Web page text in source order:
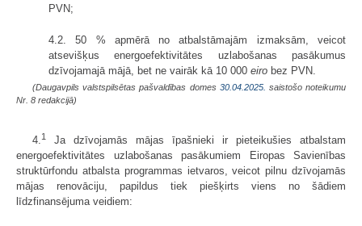
PVN;
4.2. 50 % apmērā no atbalstāmajām izmaksām, veicot
atsevišķus energoefektivitātes uzlabošanas pasākumus
dzīvojamajā mājā, bet ne vairāk kā 10 000 eiro bez PVN.
(Daugavpils valstspilsētas pašvaldības domes 30.04.2025. saistošo noteikumu
Nr. 8 redakcijā)
4. 1
Ja dzīvojamās mājas īpašnieki ir pieteikušies atbalstam
energoefektivitātes uzlabošanas pasākumiem Eiropas Savienības
struktūrfondu atbalsta programmas ietvaros, veicot pilnu dzīvojamās
mājas renovāciju, papildus tiek piešķirts viens no šādiem
līdzfinansējuma veidiem: